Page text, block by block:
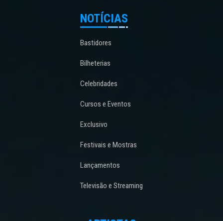
NOTÍCIAS
Bastidores
Bilheterias
Celebridades
Cursos e Eventos
Exclusivo
Festivais e Mostras
Lançamentos
Televisão e Streaming